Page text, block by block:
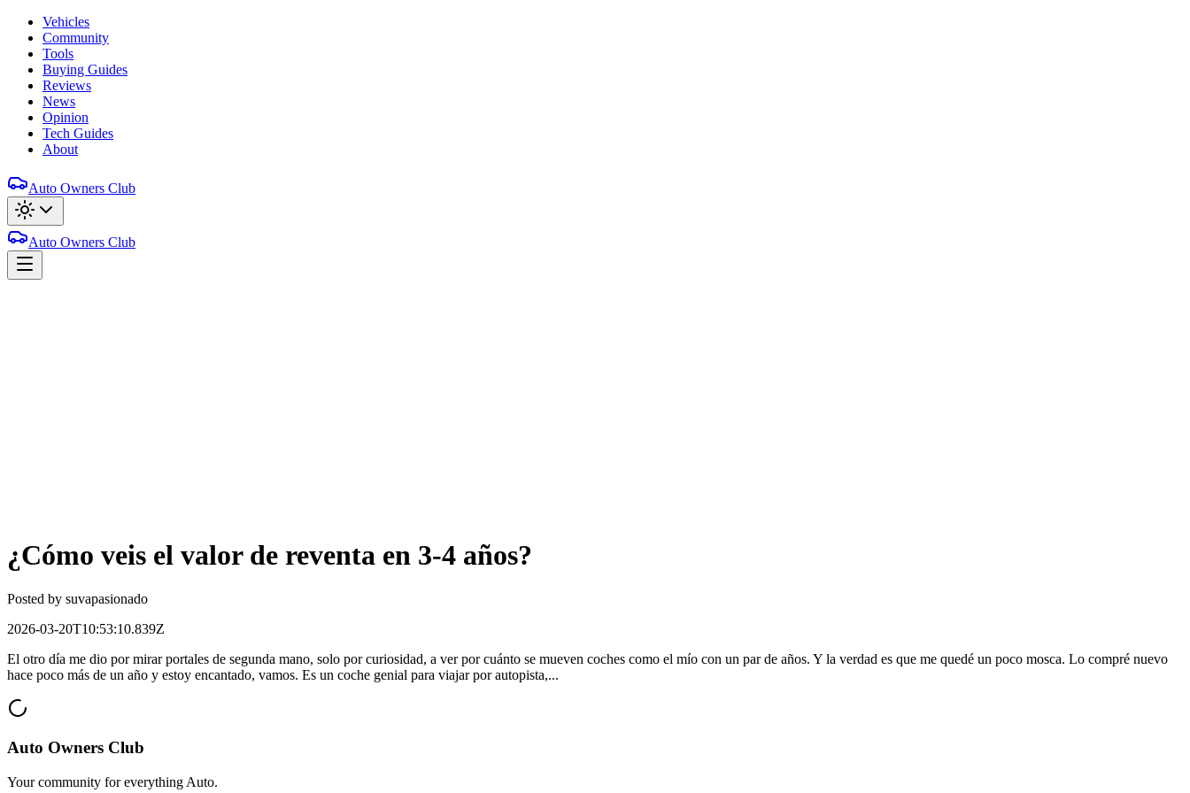
Vehicles
Community
Tools
Buying Guides
Reviews
News
Opinion
Tech Guides
About
Auto Owners Club
Auto Owners Club
¿Cómo veis el valor de reventa en 3-4 años?
Posted by suvapasionado
2026-03-20T10:53:10.839Z
El otro día me dio por mirar portales de segunda mano, solo por curiosidad, a ver por cuánto se mueven coches como el mío con un par de años. Y la verdad es que me quedé un poco mosca. Lo compré nuevo
hace poco más de un año y estoy encantado, vamos. Es un coche genial para viajar por autopista,...
Auto Owners Club
Your community for everything Auto.